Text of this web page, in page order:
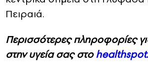
Πειραιά.
Περισσότερες πληροφορίες
στην υγεία σας στο